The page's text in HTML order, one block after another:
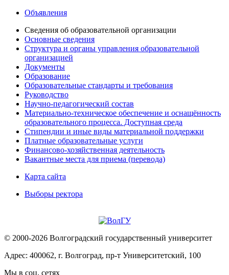
Объявления
Сведения об образовательной организации
Основные сведения
Структура и органы управления образовательной
организацией
Документы
Образование
Образовательные стандарты и требования
Руководство
Научно-педагогический состав
Материально-техническое обеспечение и оснащённость
образовательного процесса. Доступная среда
Стипендии и иные виды материальной поддержки
Платные образовательные услуги
Финансово-хозяйственная деятельность
Вакантные места для приема (перевода)
Карта сайта
Выборы ректора
© 2000-2026 Волгоградский государственный университет
Адрес: 400062, г. Волгоград, пр-т Университетский, 100
Мы в соц. сетях